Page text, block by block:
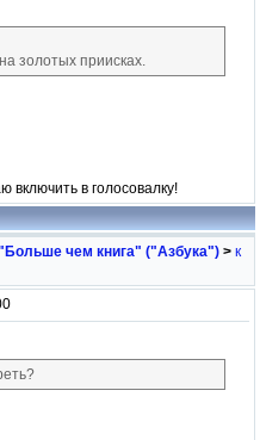
золотых приисках.
в голосовалку!
чем книга" ("Азбука") > к